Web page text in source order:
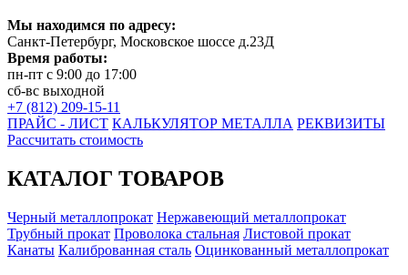
Мы находимся по адресу:
Санкт-Петербург, Московское шоссе д.23Д
Время работы:
пн-пт с 9:00 до 17:00
сб-вс выходной
+7 (812) 209-15-11
ПРАЙС - ЛИСТ КАЛЬКУЛЯТОР МЕТАЛЛА РЕКВИЗИТЫ
Рассчитать стоимость
КАТАЛОГ ТОВАРОВ
Черный металлопрокат Нержавеющий металлопрокат
Трубный прокат Проволока стальная Листовой прокат
Канаты Калиброванная сталь Оцинкованный металлопрокат